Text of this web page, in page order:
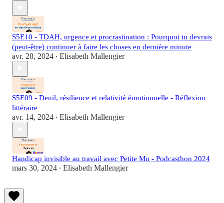
S5E10 - TDAH, urgence et procrastination : Pourquoi tu devrais
(peut-être) continuer à faire les choses en dernière minute
avr. 28, 2024 • Elisabeth Mallengier
S5E09 - Deuil, résilience et relativité émotionnelle - Réflexion
littéraire
avr. 14, 2024 • Elisabeth Mallengier
Handicap invisible au travail avec Petite Mu - Podcasthon 2024
mars 30, 2024 • Elisabeth Mallengier